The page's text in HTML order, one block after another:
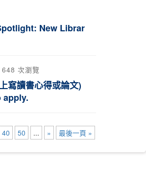
New Librar
648 次瀏覽
寫讀書心得或論文)
apply.
40 50 ... » 最後一頁 »